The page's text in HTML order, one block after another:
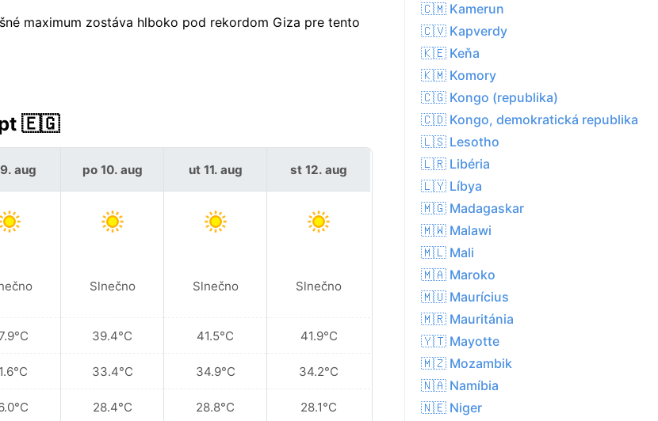
maximum zostáva hlboko pod rekordom Giza pre tento
🇪🇬
aug po 10. aug
Slnečno
39.4°C
33.4°C
28.4°C
ut 11. aug
Slnečno
41.5°C
34.9°C
28.8°C
st 12. aug
Slnečno
41.9°C
34.2°C
28.1°C
🇨🇲 Kamerun
🇨🇻 Kapverdy
🇰🇪 Keňa
🇰🇲 Komory
🇨🇬 Kongo (republika)
🇨🇩 Kongo, demokratická republika
🇱🇸 Lesotho
🇱🇷 Libéria
🇱🇾 Líbya
🇲🇬 Madagaskar
🇲🇼 Malawi
🇲🇱 Mali
🇲🇦 Maroko
🇲🇺 Maurícius
🇲🇷 Mauritánia
🇾🇹 Mayotte
🇲🇿 Mozambik
🇳🇦 Namíbia
🇳🇪 Niger